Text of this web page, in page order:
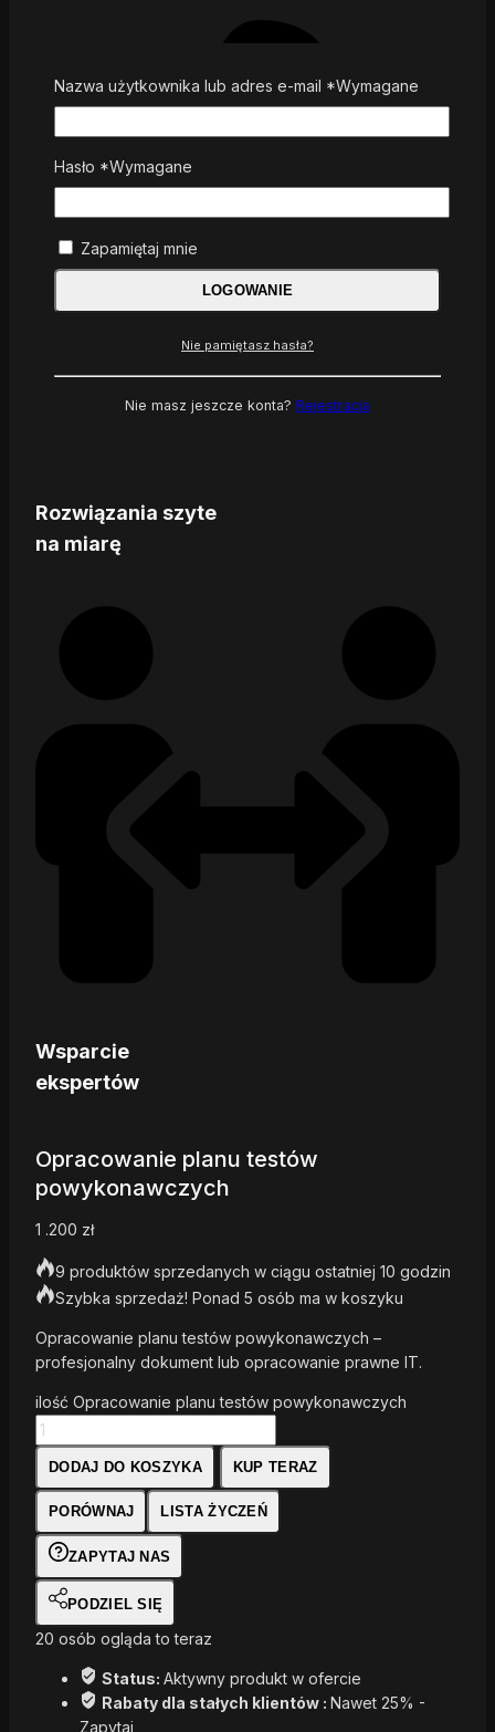
Rozwiązania szyte
na miarę
Wsparcie
ekspertów
Opracowanie planu testów
powykonawczych
1 .200 zł
9 produktów sprzedanych w ciągu ostatniej 10 godzin
Szybka sprzedaż! Ponad 5 osób ma w koszyku
Opracowanie planu testów powykonawczych –
profesjonalny dokument lub opracowanie prawne IT.
ilość Opracowanie planu testów powykonawczych
DODAJ DO KOSZYKA KUP TERAZ
PORÓWNAJ LISTA ŻYCZEŃ
ZAPYTAJ NAS
PODZIEL SIĘ
20 osób ogląda to teraz
Status: Aktywny produkt w ofercie
Rabaty dla stałych klientów : Nawet 25% -
Zapytaj
Nazwa użytkownika lub adres e-mail *Wymagane
Hasło *Wymagane
Zapamiętaj mnie
LOGOWANIE
Nie pamiętasz hasła?
Nie masz jeszcze konta? Rejestracja